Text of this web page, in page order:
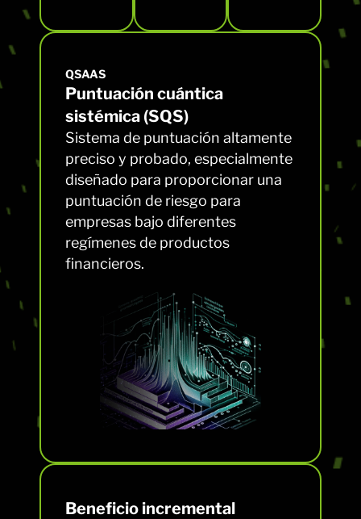
QSAAS
Puntuación cuántica
sistémica (SQS)
Sistema de puntuación altamente
preciso y probado, especialmente
diseñado para proporcionar una
puntuación de riesgo para
empresas bajo diferentes
regímenes de productos
financieros.
Beneficio incremental